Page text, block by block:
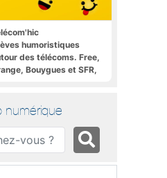
humoristiques
des télécoms. Free,
Bouygues et SFR,
numérique